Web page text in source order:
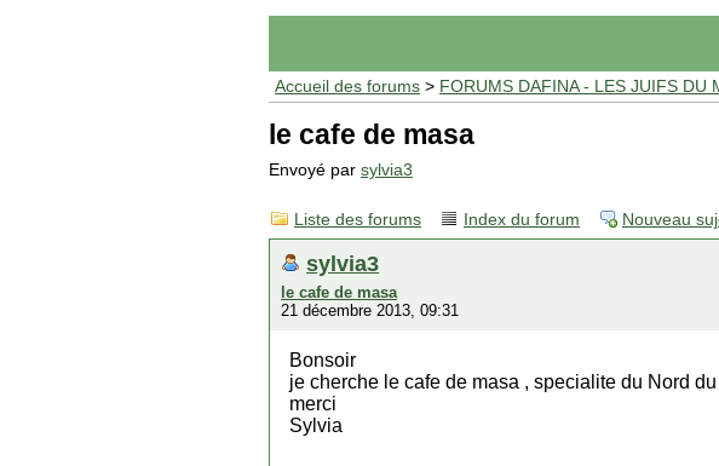
Accueil des forums > FORUMS DAFINA - LES JUIFS DU
le cafe de masa
Envoyé par sylvia3
Liste des forums Index du forum Nouveau
sylvia3
le cafe de masa
21 décembre 2013, 09:31
Bonsoir
je cherche le cafe de masa , specialite du Nord
merci
Sylvia